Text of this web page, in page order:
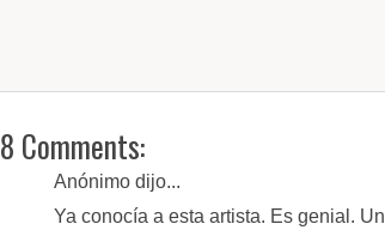
8 Comments:
Anónimo dijo...
Ya conocía a esta artista. Es genial.